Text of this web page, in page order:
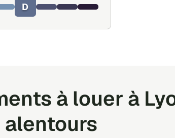
D
à louer à
alentours